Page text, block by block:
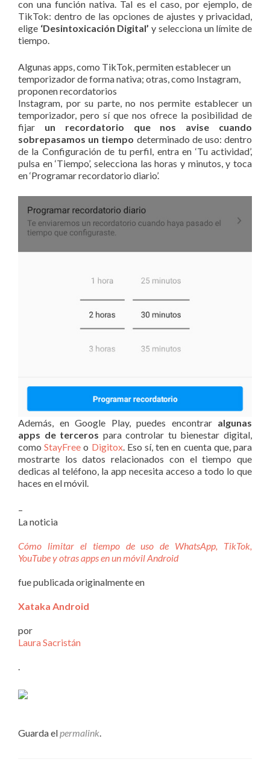
con una función nativa. Tal es el caso, por ejemplo, de
TikTok: dentro de las opciones de ajustes y privacidad,
elige ‘Desintoxicación Digital’ y selecciona un límite de
tiempo.
Algunas apps, como TikTok, permiten establecer un
temporizador de forma nativa; otras, como Instagram,
proponen recordatorios
Instagram, por su parte, no nos permite establecer un
temporizador, pero sí que nos ofrece la posibilidad de
fijar un recordatorio que nos avise cuando
sobrepasamos un tiempo determinado de uso: dentro
de la Configuración de tu perfil, entra en ‘Tu actividad’,
pulsa en ‘Tiempo’, selecciona las horas y minutos, y toca
en ‘Programar recordatorio diario’.
Además, en Google Play, puedes encontrar algunas
apps de terceros para controlar tu bienestar digital,
comoStayFree o Digitox. Eso sí, ten en cuenta que, para
mostrarte los datos relacionados con el tiempo que
dedicas al teléfono, la app necesita acceso a todo lo que
haces en el móvil.
–
La noticia
Cómo limitar el tiempo de uso de WhatsApp, TikTok,
YouTube y otras apps en un móvil Android
fue publicada originalmente en
Xataka Android
por
Laura Sacristán
.
Guarda elpermalink.